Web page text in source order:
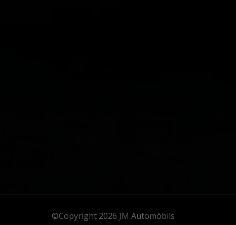
©Copyright 2026 JM Automòbils